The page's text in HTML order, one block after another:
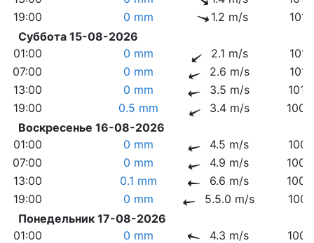
19:00
0 mm 1.2 m/s
Суббота 15-08-2026
01:00
0 mm 2.1 m/s
07:00
0 mm 2.6 m/s
13:00
0 mm 3.5 m/s
19:00
0.5 mm 3.4 m/s
Воскресенье 16-08-2026
01:00
0 mm 4.5 m/s
07:00
0 mm 4.9 m/s
13:00
0.1 mm 6.6 m/s
19:00
0 mm 5.5.0 m/s
Понедельник 17-08-2026
01:00
0 mm 4.3 m/s